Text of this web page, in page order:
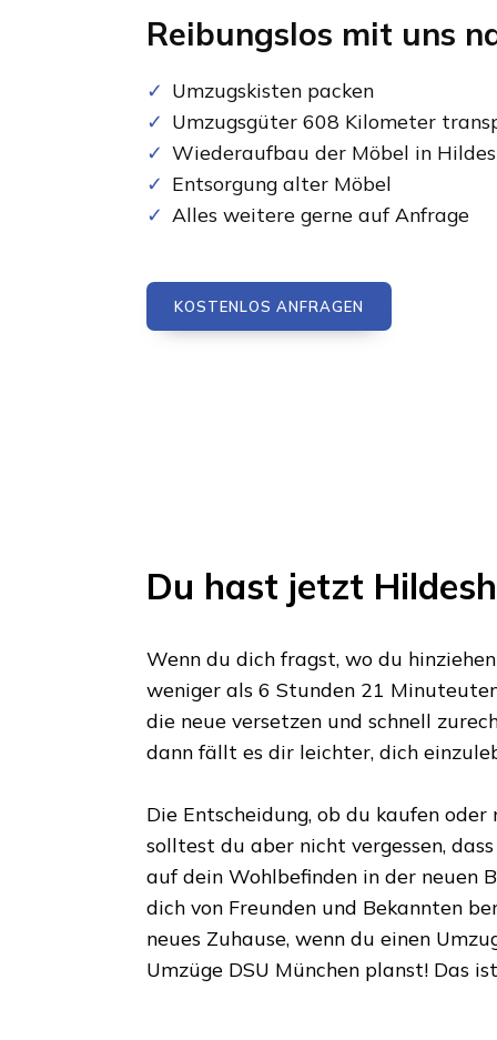
Reibungslos mit uns
Umzugskisten packen
Umzugsgüter 608 Kilometer
Wiederaufbau der Möbel in
Entsorgung alter Möbel
Alles weitere gerne auf Anfrage
KOSTENLOS ANFRAGEN
Du hast jetzt
Wenn du dich fragst, wo du
weniger als 6 Stunden 21
die neue versetzen und schnell
dann fällt es dir leichter, dich
Die Entscheidung, ob du kaufen
solltest du aber nicht vergessen,
auf dein Wohlbefinden in der neuen
dich von Freunden und Bekannten
neues Zuhause, wenn du einen
Umzüge DSU München planst! Das